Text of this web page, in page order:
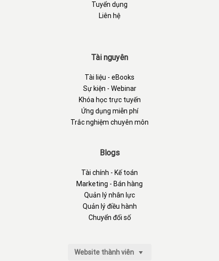
Tuyển dụng
Liên hệ
Tài nguyên
Tài liệu - eBooks
Sự kiện - Webinar
Khóa học trực tuyến
Ứng dụng miễn phí
Trắc nghiệm chuyên môn
Blogs
Tài chính - Kế toán
Marketing - Bán hàng
Quản lý nhân lực
Quản lý điều hành
Chuyển đổi số
Website thành viên